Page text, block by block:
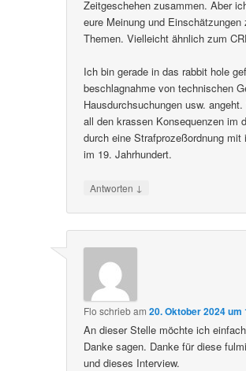
Zeitgeschehen zusammen. Aber
eure Meinung und
Themen. Vielleicht ähnlich zum
Ich bin gerade in das rabbit hole
beschlagnahme von technischen
Hausdurchsuchungen usw.
all den krassen Konsequenzen im
durch eine Strafprozeßordnung mit
im 19. Jahrhundert.
Antworten ↓
Flo schriebam20. Oktober 2024 um
An dieser Stelle möchte ich
Danke sagen. Danke für diese
und dieses Interview.